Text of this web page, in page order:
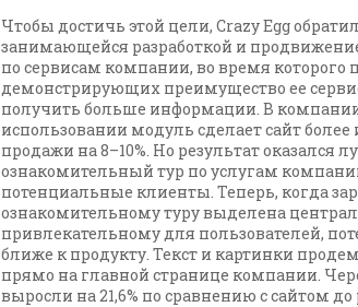
Чтобы достичь этой цели, Crazy Egg
занимающейся разработкой и
по сервисам компании, во время
демонстрирующих преимущество ее
получить больше информации. В
использовании модуль сделает сайт
продажи на 8–10%. Но результат оказался
ознакомительный тур по услугам
потенциальные клиенты. Теперь, когда
ознакомительному туру выделена
привлекательному для пользователей,
ближе к продукту. Текст и картинки
прямо на главной странице компании.
выросли на 21,6% по сравнению с сайтом